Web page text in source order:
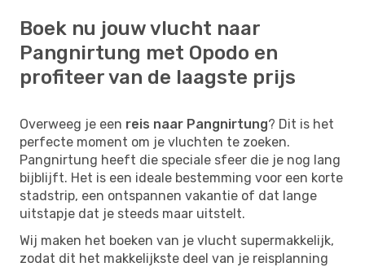
Boek nu jouw vlucht naar
Pangnirtung met Opodo en
profiteer van de laagste prijs
Overweeg je een reis naar Pangnirtung? Dit is het
perfecte moment om je vluchten te zoeken.
Pangnirtung heeft die speciale sfeer die je nog lang
bijblijft. Het is een ideale bestemming voor een korte
stadstrip, een ontspannen vakantie of dat lange
uitstapje dat je steeds maar uitstelt.
Wij maken het boeken van je vlucht supermakkelijk,
zodat dit het makkelijkste deel van je reisplanning